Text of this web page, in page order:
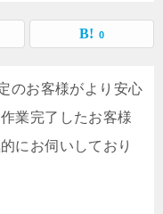
0
のお客様がより安心
業完了したお客様
にお伺いしており